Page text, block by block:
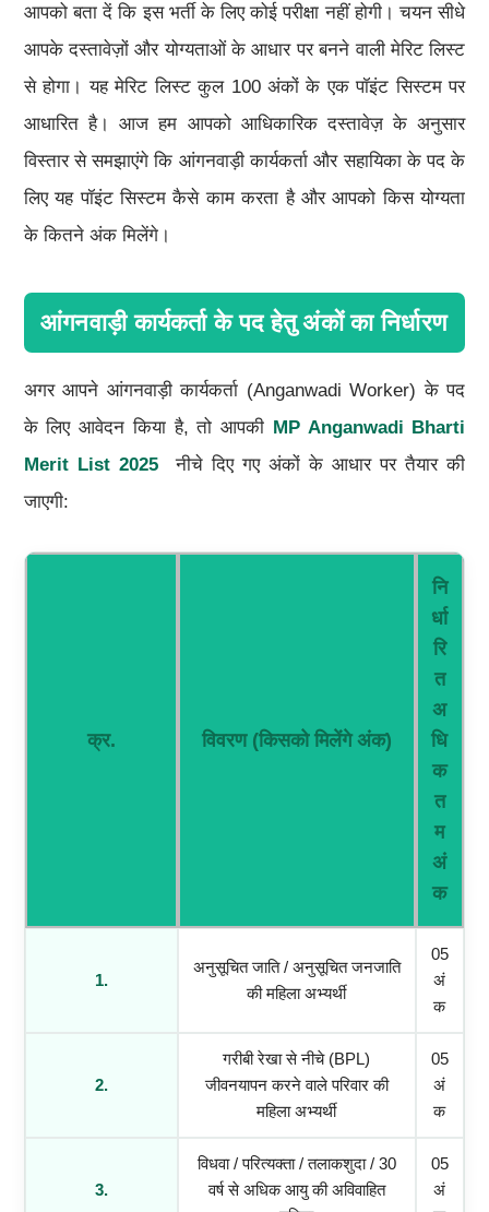
आपको बता दें कि इस भर्ती के लिए कोई परीक्षा नहीं होगी। चयन सीधे
आपके दस्तावेज़ों और योग्यताओं के आधार पर बनने वाली मेरिट लिस्ट
से होगा। यह मेरिट लिस्ट कुल 100 अंकों के एक पॉइंट सिस्टम पर
आधारित है। आज हम आपको आधिकारिक दस्तावेज़ के अनुसार
विस्तार से समझाएंगे कि आंगनवाड़ी कार्यकर्ता और सहायिका के पद के
लिए यह पॉइंट सिस्टम कैसे काम करता है और आपको किस योग्यता
के कितने अंक मिलेंगे।
आंगनवाड़ी कार्यकर्ता के पद हेतु अंकों का निर्धारण
अगर आपने आंगनवाड़ी कार्यकर्ता (Anganwadi Worker) के पद
के लिए आवेदन किया है, तो आपकी MP Anganwadi Bharti
Merit List 2025
नीचे दिए गए अंकों के आधार पर तैयार की
जाएगी:
क्र. विवरण (किसको मिलेंगे अंक)
नि
र्धा
रि
त
अ
धि
क
त
म
अं
क
1.
अनुसूचित जाति / अनुसूचित जनजाति
की महिला अभ्यर्थी
05
अं
क
2.
गरीबी रेखा से नीचे (BPL)
जीवनयापन करने वाले परिवार की
महिला अभ्यर्थी
05
अं
क
3.
विधवा / परित्यक्ता / तलाकशुदा / 30
वर्ष से अधिक आयु की अविवाहित
05
अं